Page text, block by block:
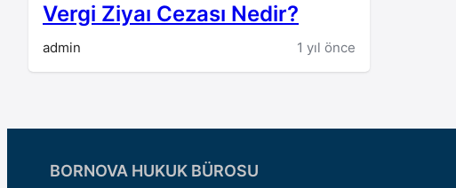
Vergi Ziyaı Cezası Nedir?
admin 1 yıl önce
BORNOVA HUKUK BÜROSU